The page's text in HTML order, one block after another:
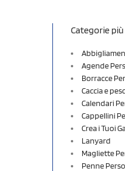
Categorie
Agende
Borracce
Caccia e
Calendari
Cappellini
Crea i Tuoi
Lanyard
Magliette
Penne